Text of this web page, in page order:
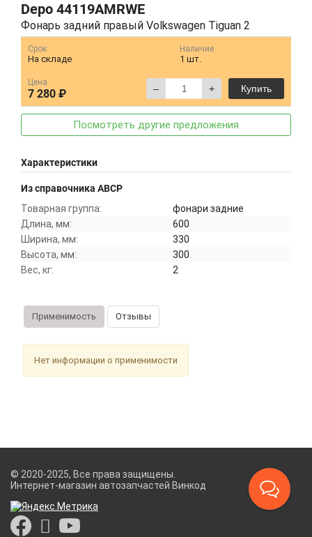
Depo 44119AMRWE
Фонарь задний правый Volkswagen Tiguan 2
Срок
На складе
Наличие
1 шт.
Цена
7 280 ₽ – + Купить
Посмотреть другие предложения
Характеристики
Из справочника ABCP
Товарная группа:
фонари задние
Длина, мм:
600
Ширина, мм:
330
Высота, мм:
300
Вес, кг:
2
Применимость Отзывы
Нет информации о применимости
© 2020-2025, Все права защищены.
Интернет-магазин автозапчастей Винкод